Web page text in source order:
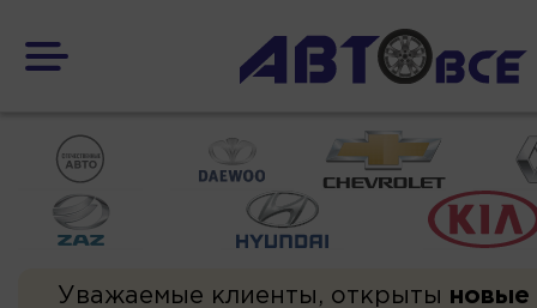
Уважаемые клиенты, открыты новые